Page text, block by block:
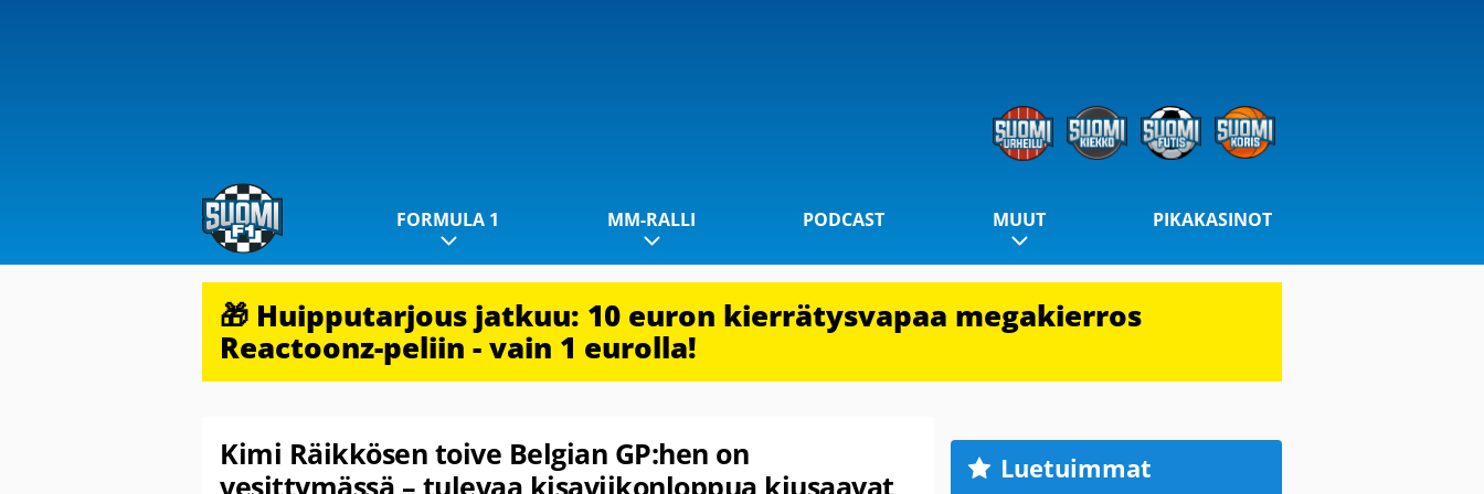
FORMULA 1 MM-RALLI PODCAST MUUT PIKAKASINOT
🎁 Huipputarjous jatkuu: 10 euron kierrätysvapaa megakierros
Reactoonz-peliin - vain 1 eurolla!
Kimi Räikkösen toive Belgian GP:hen on
vesittymässä – tulevaa kisaviikonloppua kiusaavat
Luetuimmat